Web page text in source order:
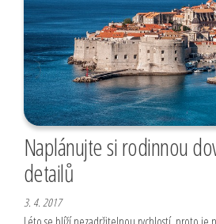
Naplánujte si rodinnou
detailů
3. 4. 2017